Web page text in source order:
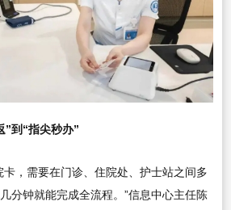
”到“指尖秒办”
卡，需要在门诊、住院处、护士站之间多
分钟就能完成全流程。”信息中心主任陈